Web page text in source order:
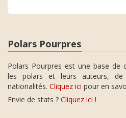
Polars Pourpres
Polars Pourpres est une base de
les polars et leurs auteurs,
nationalités. Cliquez ici pour en
Envie de stats ? Cliquez ici !